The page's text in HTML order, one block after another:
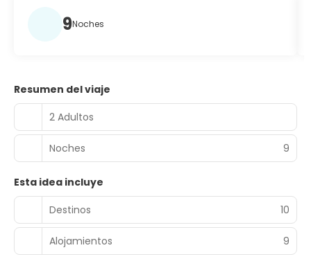
9Noches
Resumen del viaje
2 Adultos
Noches 9
Esta idea incluye
Destinos
10
Alojamientos 9